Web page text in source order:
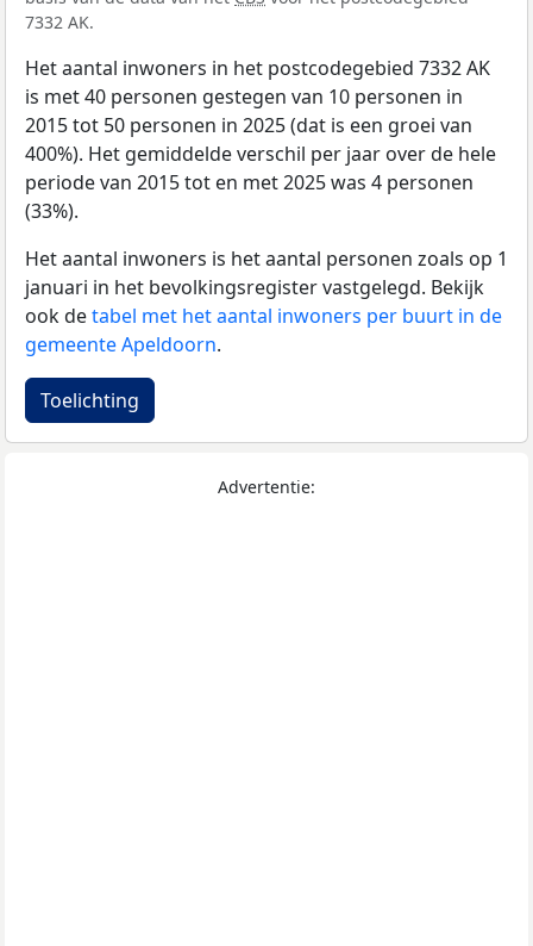
7332 AK.
Het aantal inwoners in het postcodegebied 7332 AK
is met 40 personen gestegen van 10 personen in
2015 tot 50 personen in 2025 (dat is een groei van
400%). Het gemiddelde verschil per jaar over de hele
periode van 2015 tot en met 2025 was 4 personen
(33%).
Het aantal inwoners is het aantal personen zoals op 1
januari in het bevolkingsregister vastgelegd. Bekijk
ook detabel met het aantal inwoners per buurt in de
gemeente Apeldoorn.
Toelichting
Advertentie: